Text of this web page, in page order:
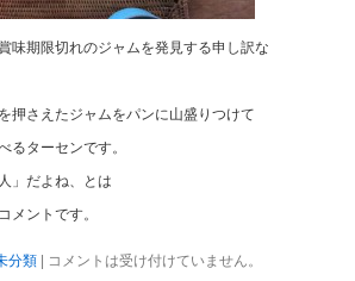
味期限切れのジャムを発見する申し訳な
押さえたジャムをパンに山盛りつけて
るターセンです。
」だよね、とは
メントです。
分類| コメントは受け付けていません。